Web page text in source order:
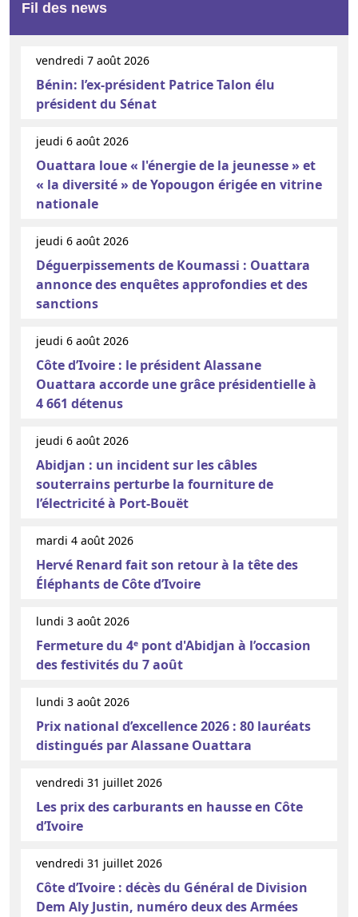
Fil des news
vendredi 7 août 2026
Bénin: l’ex-président Patrice Talon élu
président du Sénat
jeudi 6 août 2026
Ouattara loue « l'énergie de la jeunesse » et
« la diversité » de Yopougon érigée en vitrine
nationale
jeudi 6 août 2026
Déguerpissements de Koumassi : Ouattara
annonce des enquêtes approfondies et des
sanctions
jeudi 6 août 2026
Côte d’Ivoire : le président Alassane
Ouattara accorde une grâce présidentielle à
4 661 détenus
jeudi 6 août 2026
Abidjan : un incident sur les câbles
souterrains perturbe la fourniture de
l’électricité à Port-Bouët
mardi 4 août 2026
Hervé Renard fait son retour à la tête des
Éléphants de Côte d’Ivoire
lundi 3 août 2026
Fermeture du 4ᵉ pont d'Abidjan à l’occasion
des festivités du 7 août
lundi 3 août 2026
Prix national d’excellence 2026 : 80 lauréats
distingués par Alassane Ouattara
vendredi 31 juillet 2026
Les prix des carburants en hausse en Côte
d’Ivoire
vendredi 31 juillet 2026
Côte d’Ivoire : décès du Général de Division
Dem Aly Justin, numéro deux des Armées